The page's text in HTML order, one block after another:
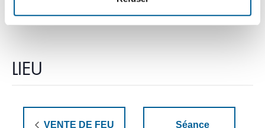
municipale
LIEU
VENTE DE FEU
Séance